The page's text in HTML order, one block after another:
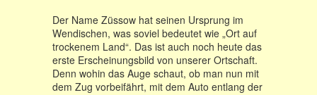
Der Name Züssow hat seinen Ursprung im
Wendischen, was soviel bedeutet wie „Ort auf
trockenem Land“. Das ist auch noch heute das
erste Erscheinungsbild von unserer Ortschaft.
Denn wohin das Auge schaut, ob man nun mit
dem Zug vorbeifährt, mit dem Auto entlang der